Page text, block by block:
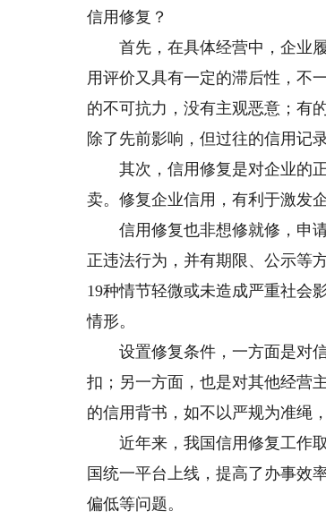
信用修复？
首先，在具体经营中，企业履
用评价又具有一定的滞后性，不
的不可抗力，没有主观恶意；有
除了先前影响，但过往的信用记
其次，信用修复是对企业的正
卖。修复企业信用，有利于激发
信用修复也非想修就修，申请
正违法行为，并有期限、公示等
19种情节轻微或未造成严重社会
情形。
设置修复条件，一方面是对信
扣；另一方面，也是对其他经营
的信用背书，如不以严规为准绳
近年来，我国信用修复工作取
国统一平台上线，提高了办事效
偏低等问题。